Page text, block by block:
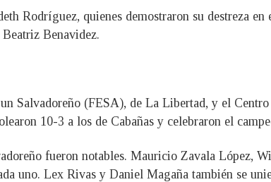
Rodríguez, quienes demostraron su destreza en
Benavidez.
Salvadoreño (FESA), de La Libertad, y el
10-3 a los de Cabañas y celebraron el
fueron notables. Mauricio Zavala López,
uno. Lex Rivas y Daniel Magaña también se